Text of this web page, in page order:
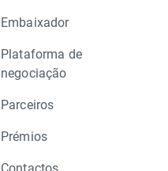
Embaixador
Plataforma de
negociação
Parceiros
Prémios
Contactos